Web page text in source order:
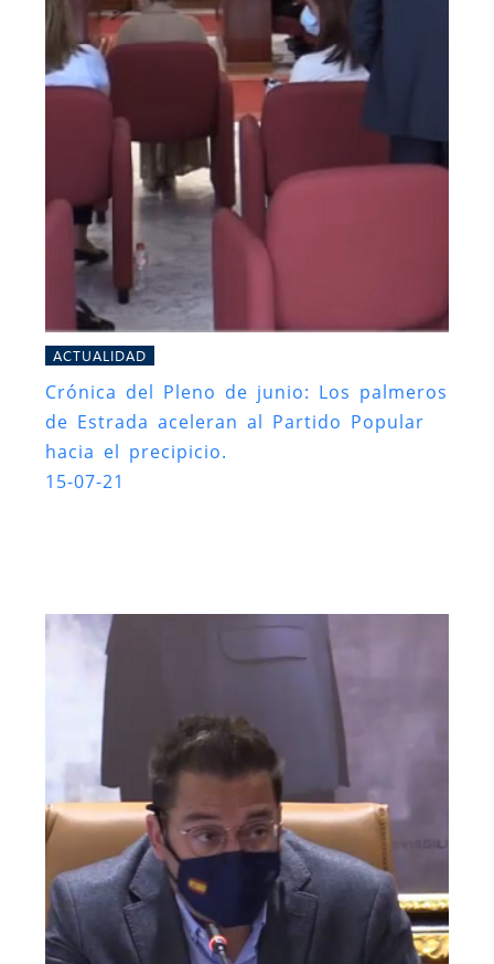
ACTUALIDAD
Crónica del Pleno de junio: Los palmeros
de Estrada aceleran al Partido Popular
hacia el precipicio.
15-07-21